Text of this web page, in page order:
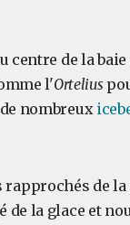
centre de la
l'Ortelius
nombreux
de
la glace et